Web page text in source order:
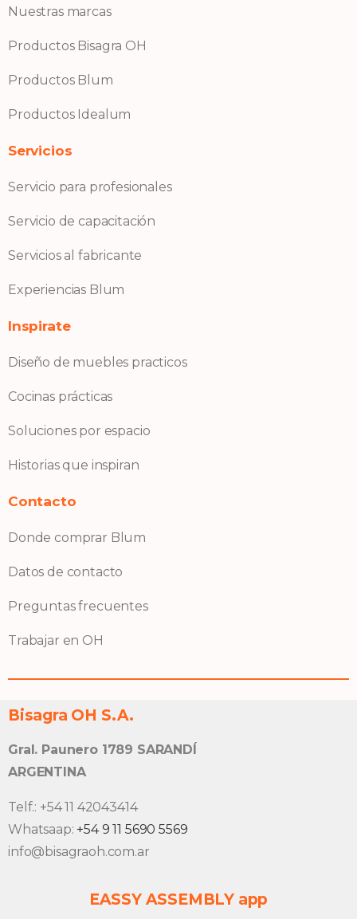
Nuestras marcas
Productos Bisagra OH
Productos Blum
Productos Idealum
Servicios
Servicio para profesionales
Servicio de capacitación
Servicios al fabricante
Experiencias Blum
Inspirate
Diseño de muebles practicos
Cocinas prácticas
Soluciones por espacio
Historias que inspiran
Contacto
Donde comprar Blum
Datos de contacto
Preguntas frecuentes
Trabajar en OH
Bisagra OH S.A.
Gral. Paunero 1789 SARANDÍ
ARGENTINA
Telf.: +54 11 42043414
Whatsaap:+54 9 11 5690 5569
info@bisagraoh.com.ar
EASSY ASSEMBLY app